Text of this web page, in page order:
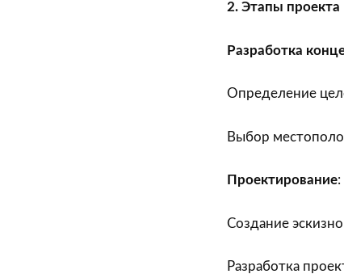
2. Этапы проекта
Разработка
Определение
Выбор
Проектирование:
Создание
Разработка